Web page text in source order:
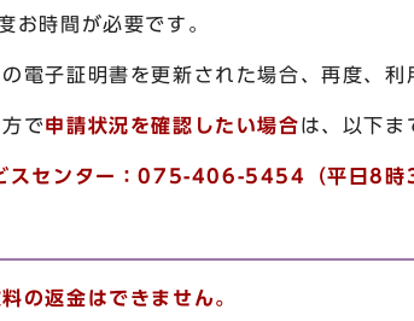
お時間が必要です。
電子証明書を更新された場合、再度、利
で申請状況を確認したい場合は、以下ま
スセンター：075-406-5454（平日8時
の返金はできません。